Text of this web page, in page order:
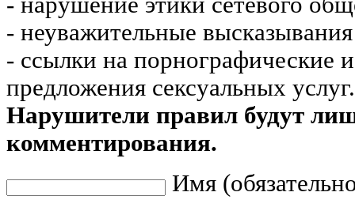
- неуважительные
- ссылки на порнографические
предложения сексуальных услуг.
Нарушители правил будут
комментирования.
Имя